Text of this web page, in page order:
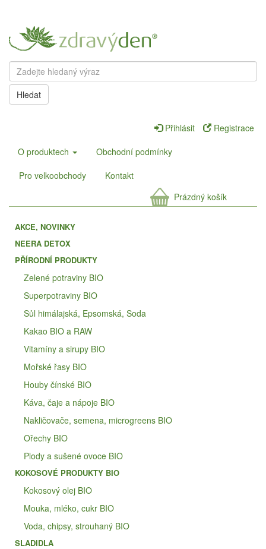
Hledat
Přihlásit
Registrace
O produktech
Obchodní podmínky
Pro velkoobchody
Kontakt
Prázdný košík
AKCE, NOVINKY
NEERA DETOX
PŘÍRODNÍ PRODUKTY
Zelené potraviny BIO
Superpotraviny BIO
Sůl himálajská, Epsomská, Soda
Kakao BIO a RAW
Vitamíny a sirupy BIO
Mořské řasy BIO
Houby čínské BIO
Káva, čaje a nápoje BIO
Nakličovače, semena, microgreens BIO
Ořechy BIO
Plody a sušené ovoce BIO
KOKOSOVÉ PRODUKTY BIO
Kokosový olej BIO
Mouka, mléko, cukr BIO
Voda, chipsy, strouhaný BIO
SLADIDLA